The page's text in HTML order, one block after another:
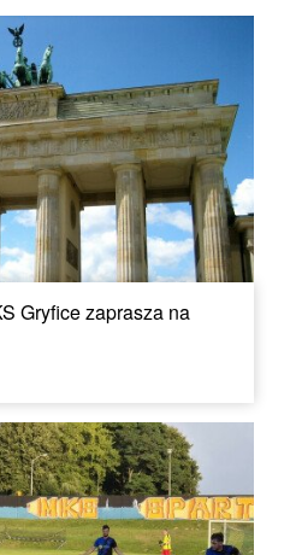
Gryfice zaprasza na